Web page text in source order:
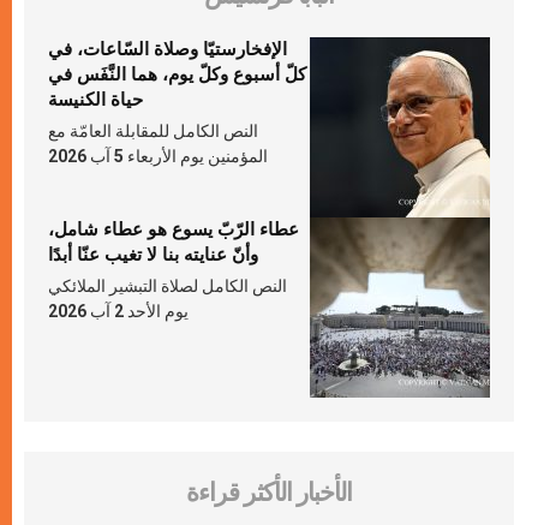
الإفخارستيّا وصلاة السّاعات، في
كلّ أسبوع وكلّ يوم، هما النَّفَس في
حياة الكنيسة
النص الكامل للمقابلة العامّة مع
المؤمنين يوم الأربعاء 5 آب 2026
عطاء الرّبّ يسوع هو عطاء شامل،
وأنّ عنايته بنا لا تغيب عنّا أبدًا
النص الكامل لصلاة التبشير الملائكي
يوم الأحد 2 آب 2026
الأخبار الأكثر قراءة